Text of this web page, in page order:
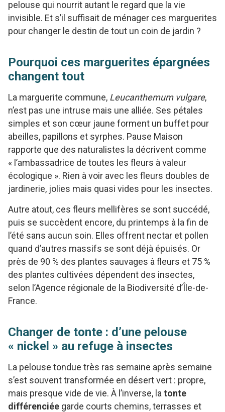
pelouse qui nourrit autant le regard que la vie
invisible. Et s’il suffisait de ménager ces marguerites
pour changer le destin de tout un coin de jardin ?
Pourquoi ces marguerites épargnées
changent tout
La marguerite commune, Leucanthemum vulgare,
n’est pas une intruse mais une alliée. Ses pétales
simples et son cœur jaune forment un buffet pour
abeilles, papillons et syrphes. Pause Maison
rapporte que des naturalistes la décrivent comme
« l’ambassadrice de toutes les fleurs à valeur
écologique ». Rien à voir avec les fleurs doubles de
jardinerie, jolies mais quasi vides pour les insectes.
Autre atout, ces fleurs mellifères se sont succédé,
puis se succèdent encore, du printemps à la fin de
l’été sans aucun soin. Elles offrent nectar et pollen
quand d’autres massifs se sont déjà épuisés. Or
près de 90 % des plantes sauvages à fleurs et 75 %
des plantes cultivées dépendent des insectes,
selon l’Agence régionale de la Biodiversité d’Île-de-
France.
Changer de tonte : d’une pelouse
« nickel » au refuge à insectes
La pelouse tondue très ras semaine après semaine
s’est souvent transformée en désert vert : propre,
mais presque vide de vie. À l’inverse, la tonte
différenciée garde courts chemins, terrasses et